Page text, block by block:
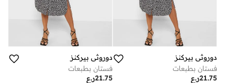
دوروثي بيركنز
فستان بطبعات
ر.ع21.75
دوروثي بيركنز
فستان بطبعات
ر.ع21.75